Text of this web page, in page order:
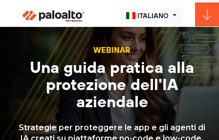
ITALIANO
WEBINAR
Una guida pratica alla
protezione dell'IA
aziendale
Strategie per proteggere le app e gli agenti di